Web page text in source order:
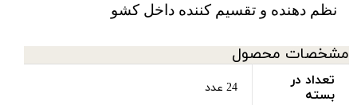
نظم دهنده و تقسیم کننده داخل کشو
مشخصات محصول
تعداد در
بسته
24 عدد